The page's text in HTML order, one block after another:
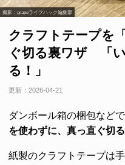
撮影：grapeライフハック編集部
クラフトテープを
ぐ切る裏ワザ 「
る！」
更新： 2026-04-21
ダンボール箱の梱包など
を使わずに、真っ直ぐ切
紙製のクラフトテープは